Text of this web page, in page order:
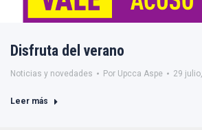
Disfruta del verano
Noticias y novedades Por Upcca Aspe 29
Leer más